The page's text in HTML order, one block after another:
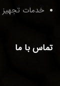
خدمات تجهیز
تماس با ما